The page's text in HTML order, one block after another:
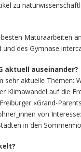
zu
Maturaarbeiten
des Gymnase
aktuell auseinander?
sehr aktuelle Themen:
Klimawandel auf die
«Grand-
von
in den